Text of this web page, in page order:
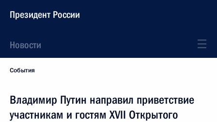
Президент России
Новости
События
Владимир Путин направил приветствие
участникам и гостям XVII Открытого